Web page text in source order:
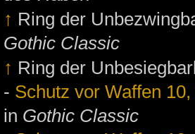
↑ Ring der
Gothic Classic
↑ Ring der
- Schutz vor Waffen
in Gothic Classic